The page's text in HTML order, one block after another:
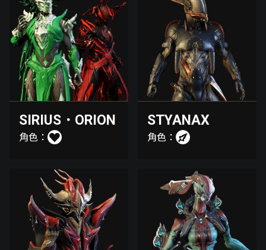
SIRIUS・ORION
角色：
STYANAX
角色：